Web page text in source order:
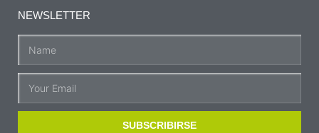
NEWSLETTER
SUBSCRIBIRSE